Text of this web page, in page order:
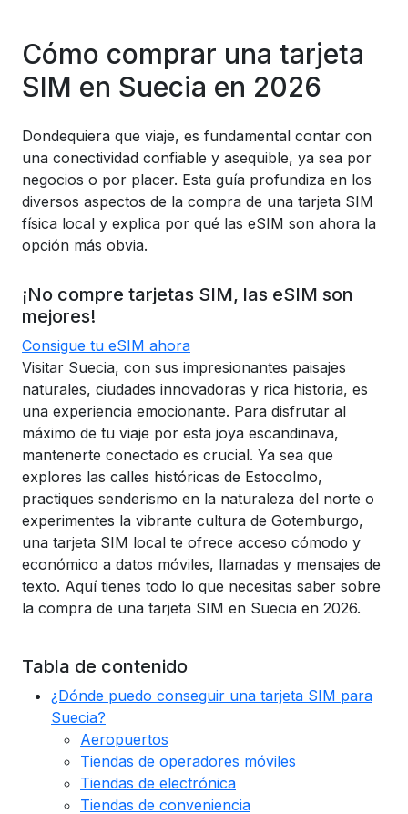
Cómo comprar una tarjeta
SIM en Suecia en 2026
Dondequiera que viaje, es fundamental contar con
una conectividad confiable y asequible, ya sea por
negocios o por placer. Esta guía profundiza en los
diversos aspectos de la compra de una tarjeta SIM
física local y explica por qué las eSIM son ahora la
opción más obvia.
¡No compre tarjetas SIM, las eSIM son
mejores!
Consigue tu eSIM ahora
Visitar Suecia, con sus impresionantes paisajes
naturales, ciudades innovadoras y rica historia, es
una experiencia emocionante. Para disfrutar al
máximo de tu viaje por esta joya escandinava,
mantenerte conectado es crucial. Ya sea que
explores las calles históricas de Estocolmo,
practiques senderismo en la naturaleza del norte o
experimentes la vibrante cultura de Gotemburgo,
una tarjeta SIM local te ofrece acceso cómodo y
económico a datos móviles, llamadas y mensajes de
texto. Aquí tienes todo lo que necesitas saber sobre
la compra de una tarjeta SIM en Suecia en 2026.
Tabla de contenido
¿Dónde puedo conseguir una tarjeta SIM para
Suecia?
Aeropuertos
Tiendas de operadores móviles
Tiendas de electrónica
Tiendas de conveniencia